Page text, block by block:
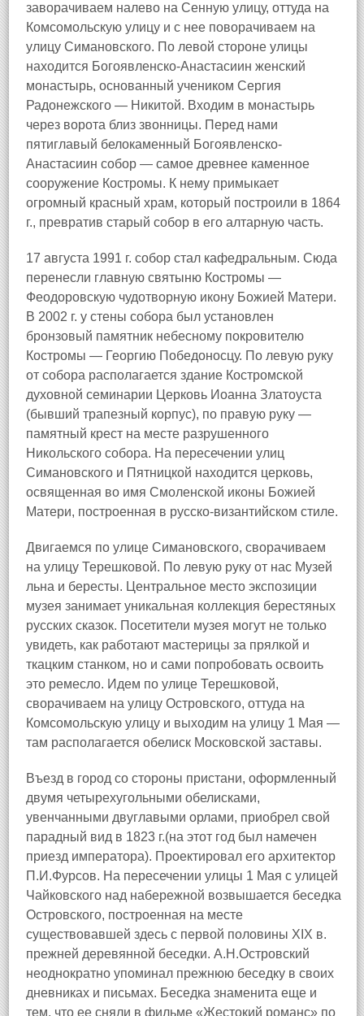
заворачиваем налево на Сенную улицу, оттуда на
Комсомольскую улицу и с нее поворачиваем на
улицу Симановского. По левой стороне улицы
находится Богоявленско-Анастасиин женский
монастырь, основанный учеником Сергия
Радонежского — Никитой. Входим в монастырь
через ворота близ звонницы. Перед нами
пятиглавый белокаменный Богоявленско-
Анастасиин собор — самое древнее каменное
сооружение Костромы. К нему примыкает
огромный красный храм, который построили в 1864
г., превратив старый собор в его алтарную часть.
17 августа 1991 г. собор стал кафедральным. Сюда
перенесли главную святыню Костромы —
Феодоровскую чудотворную икону Божией Матери.
В 2002 г. у стены собора был установлен
бронзовый памятник небесному покровителю
Костромы — Георгию Победоносцу. По левую руку
от собора располагается здание Костромской
духовной семинарии Церковь Иоанна Златоуста
(бывший трапезный корпус), по правую руку —
памятный крест на месте разрушенного
Никольского собора. На пересечении улиц
Симановского и Пятницкой находится церковь,
освященная во имя Смоленской иконы Божией
Матери, построенная в русско-византийском стиле.
Двигаемся по улице Симановского, сворачиваем
на улицу Терешковой. По левую руку от нас Музей
льна и бересты. Центральное место экспозиции
музея занимает уникальная коллекция берестяных
русских сказок. Посетители музея могут не только
увидеть, как работают мастерицы за прялкой и
ткацким станком, но и сами попробовать освоить
это ремесло. Идем по улице Терешковой,
сворачиваем на улицу Островского, оттуда на
Комсомольскую улицу и выходим на улицу 1 Мая —
там располагается обелиск Московской заставы.
Въезд в город со стороны пристани, оформленный
двумя четырехугольными обелисками,
увенчанными двуглавыми орлами, приобрел свой
парадный вид в 1823 г.(на этот год был намечен
приезд императора). Проектировал его архитектор
П.И.Фурсов. На пересечении улицы 1 Мая с улицей
Чайковского над набережной возвышается беседка
Островского, построенная на месте
существовавшей здесь с первой половины XIX в.
прежней деревянной беседки. А.Н.Островский
неоднократно упоминал прежнюю беседку в своих
дневниках и письмах. Беседка знаменита еще и
тем, что ее сняли в фильме «Жестокий романс» по